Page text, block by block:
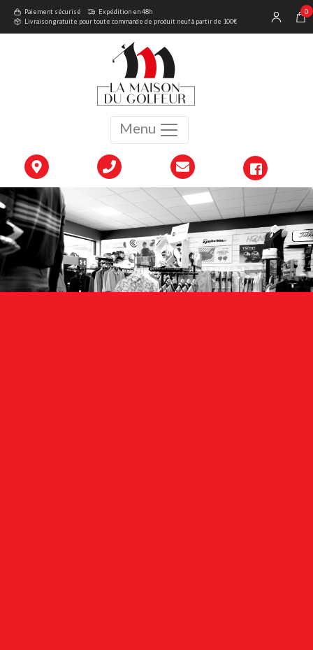
Menu
Paiement sécurisé
Expédition en 48h
Livraison gratuite pour toute commande de produit neuf à partir de 100€
0